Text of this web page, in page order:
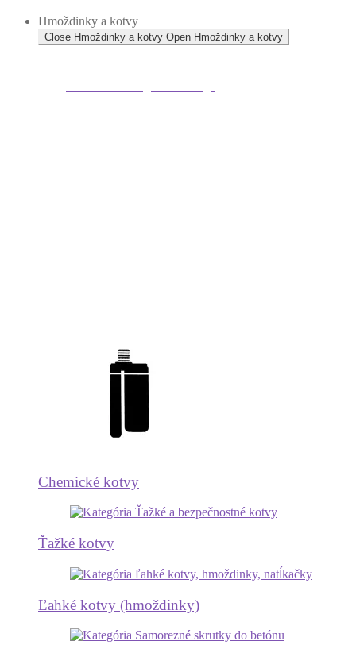
Hmoždinky a kotvy
Close Hmoždinky a kotvy Open Hmoždinky a kotvy
Chemické kotvy
Ťažké kotvy
Ľahké kotvy (hmoždinky)